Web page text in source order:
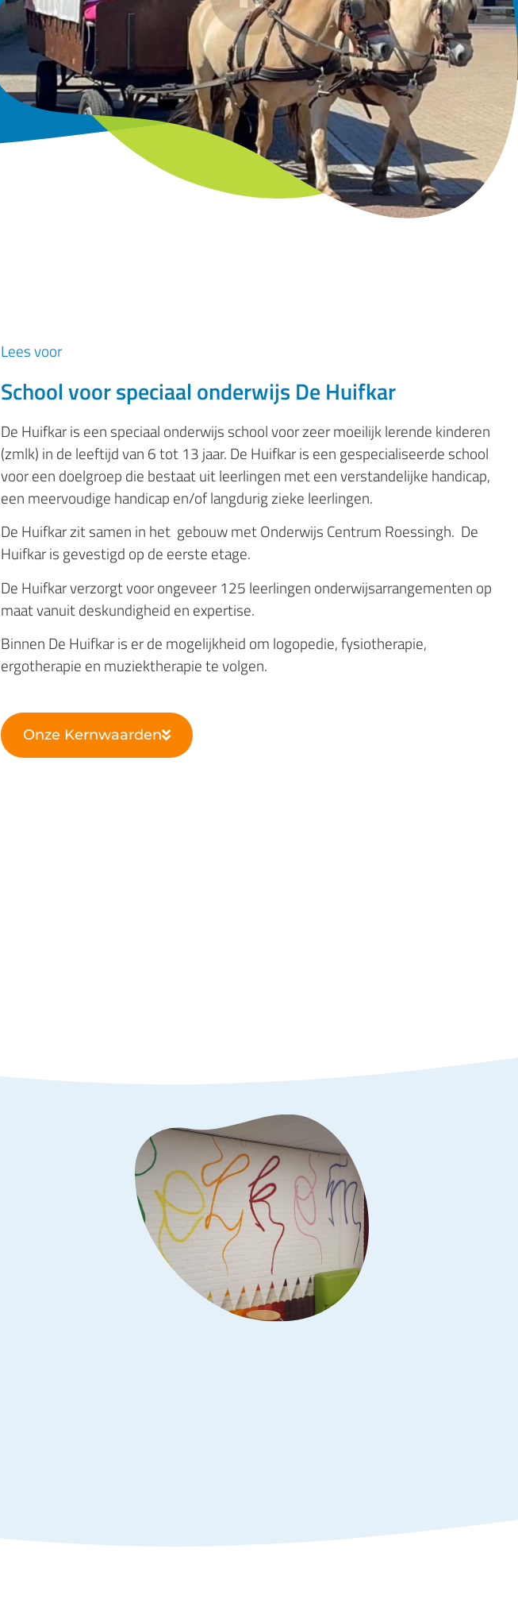
Lees voor
School voor speciaal onderwijs De Huifkar
De Huifkar is een speciaal onderwijs school voor zeer moeilijk lerende kinderen
(zmlk) in de leeftijd van 6 tot 13 jaar. De Huifkar is een gespecialiseerde school
voor een doelgroep die bestaat uit leerlingen met een verstandelijke handicap,
een meervoudige handicap en/of langdurig zieke leerlingen.
De Huifkar zit samen in het gebouw met Onderwijs Centrum Roessingh. De
Huifkar is gevestigd op de eerste etage.
De Huifkar verzorgt voor ongeveer 125 leerlingen onderwijsarrangementen op
maat vanuit deskundigheid en expertise.
Binnen De Huifkar is er de mogelijkheid om logopedie, fysiotherapie,
ergotherapie en muziektherapie te volgen.
Onze Kernwaarden